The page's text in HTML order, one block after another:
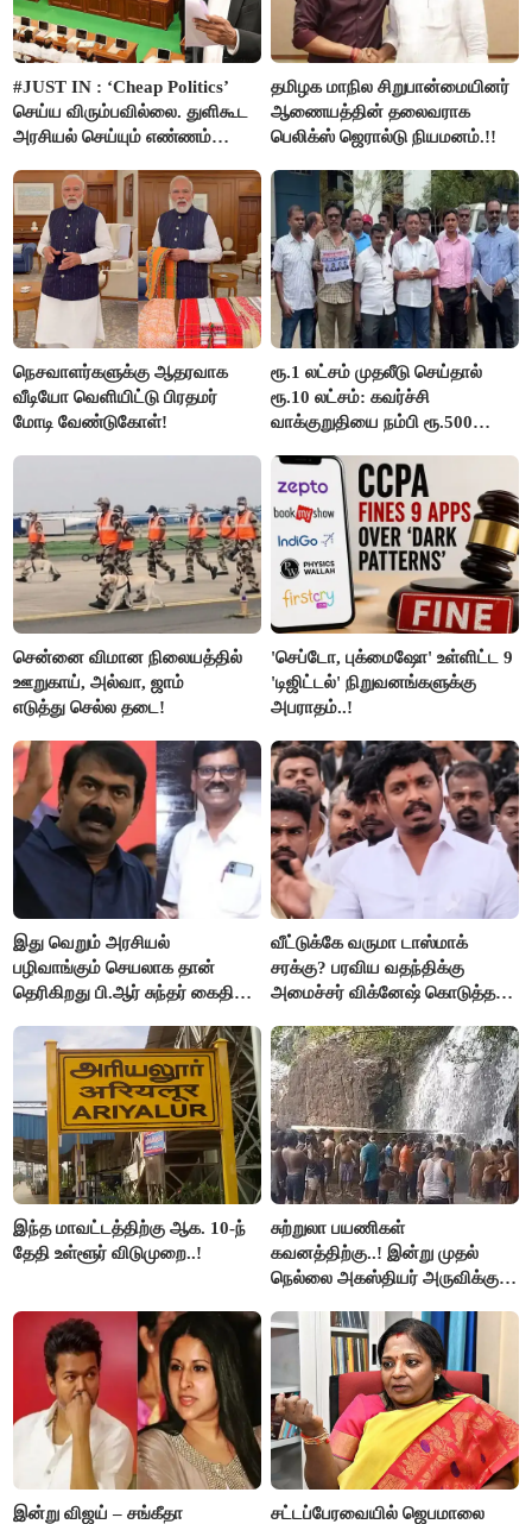
#JUST IN : ‘Cheap Politics’
செய்ய விரும்பவில்லை. துளிகூட
அரசியல் செய்யும் எண்ணம்
விஜய் பதில்!
தமிழக மாநில சிறுபான்மையினர்
ஆணையத்தின் தலைவராக
பெலிக்ஸ் ஜெரால்டு நியமனம்.!!
நெசவாளர்களுக்கு ஆதரவாக
வீடியோ வெளியிட்டு பிரதமர்
மோடி வேண்டுகோள்!
ரூ.1 லட்சம் முதலீடு செய்தால்
ரூ.10 லட்சம்: கவர்ச்சி
வாக்குறுதியை நம்பி ரூ.500
மக்கள்!
சென்னை விமான நிலையத்தில்
ஊறுகாய், அல்வா, ஜாம்
எடுத்து செல்ல தடை!
'செப்டோ, புக்மைஷோ' உள்ளிட்ட 9
'டிஜிட்டல்' நிறுவனங்களுக்கு
அபராதம்..!
இது வெறும் அரசியல்
பழிவாங்கும் செயலாக தான்
தெரிகிறது பி.ஆர் சுந்தர் கைதிற்கு
வீட்டுக்கே வருமா டாஸ்மாக்
சரக்கு? பரவிய வதந்திக்கு
அமைச்சர் விக்னேஷ் கொடுத்த
இந்த மாவட்டத்திற்கு ஆக. 10-ந்
தேதி உள்ளூர் விடுமுறை..!
சுற்றுலா பயணிகள்
கவனத்திற்கு..! இன்று முதல்
நெல்லை அகஸ்தியர் அருவிக்கு
இன்று விஜய் – சங்கீதா
சட்டப்பேரவையில் ஜெபமாலை